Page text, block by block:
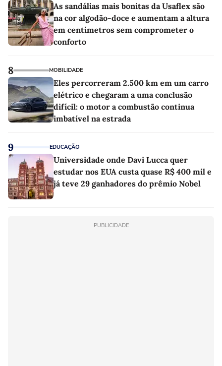
As sandálias mais bonitas da Usaflex são
na cor algodão-doce e aumentam a altura
em centímetros sem comprometer o
conforto
8 MOBILIDADE
Eles percorreram 2.500 km em um carro
elétrico e chegaram a uma conclusão
difícil: o motor a combustão continua
imbatível na estrada
9 EDUCAÇÃO
Universidade onde Davi Lucca quer
estudar nos EUA custa quase R$ 400 mil e
já teve 29 ganhadores do prêmio Nobel
PUBLICIDADE